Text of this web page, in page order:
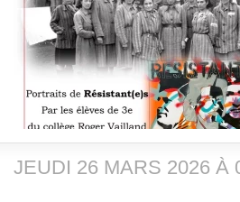
JEUDI 26 MARS 2026 À